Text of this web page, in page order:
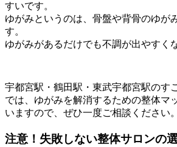
すいです。
ゆがみというのは、骨盤や背骨のゆが
す。
ゆがみがあるだけでも不調が出やすく
宇都宮駅・鶴田駅・東武宇都宮駅の
では、ゆがみを解消するための整体マ
いますので、ぜひ一度ご相談ください。
注意！失敗しない整体サロンの